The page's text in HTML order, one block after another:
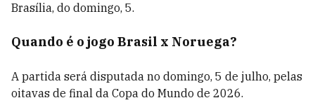
Brasília, do domingo, 5.
Quando é o jogo Brasil x Noruega?
A partida será disputada no domingo, 5 de julho, pelas
oitavas de final da Copa do Mundo de 2026.